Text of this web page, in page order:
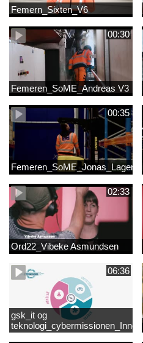
Femern_Sixten_V6
00:30
Femeren_SoME_Andreas V3
00:35
Femeren_SoME_Jonas_Lager
02:33
Ord22_Vibeke Asmundsen
06:36
gsk_it og